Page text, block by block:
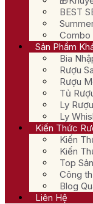
BEST
Combo
Sản Phẩm
Bia
Rượu
Rượu
Tủ
Ly
Ly
Kiến Thức
Kiến
Kiến
Top
Công
Blog
Liên Hệ